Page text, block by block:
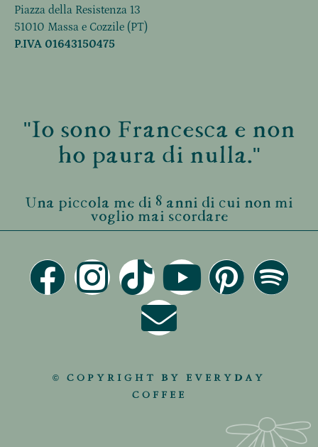
Piazza della Resistenza 13
51010 Massa e Cozzile (PT)
P.IVA 01643150475
"Io sono Francesca e non
ho paura di nulla."
Una piccola me di 8 anni di cui non mi
voglio mai scordare
© COPYRIGHT BY EVERYDAY
COFFEE